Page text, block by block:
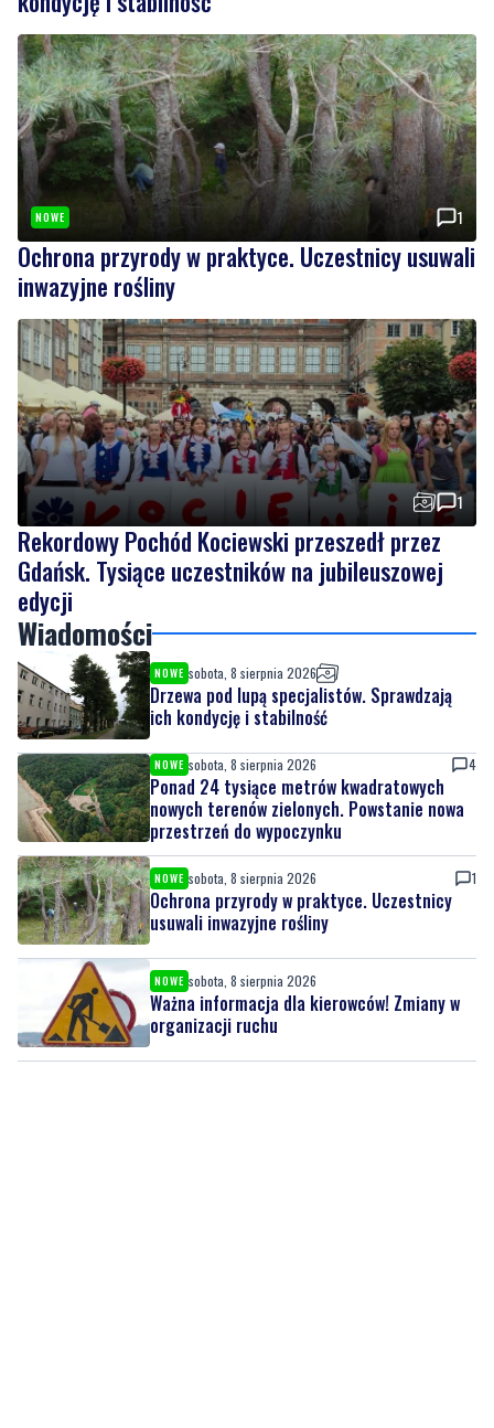
NOWE 1
Ochrona przyrody w praktyce. Uczestnicy usuwali
inwazyjne rośliny
1
Rekordowy Pochód Kociewski przeszedł przez
Gdańsk. Tysiące uczestników na jubileuszowej
edycji
Wiadomości
NOWE sobota, 8 sierpnia 2026
Drzewa pod lupą specjalistów. Sprawdzają
ich kondycję i stabilność
NOWE sobota, 8 sierpnia 2026 4
Ponad 24 tysiące metrów kwadratowych
nowych terenów zielonych. Powstanie nowa
przestrzeń do wypoczynku
NOWE sobota, 8 sierpnia 2026 1
Ochrona przyrody w praktyce. Uczestnicy
usuwali inwazyjne rośliny
NOWE sobota, 8 sierpnia 2026
Ważna informacja dla kierowców! Zmiany w
organizacji ruchu